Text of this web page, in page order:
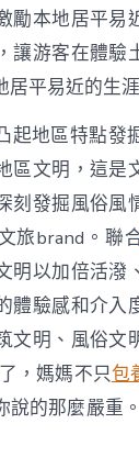
勵本地居平易
讓游客在體驗
平易近的生
起地區特點發
區文明，這是
刻發掘風俗風
旅brand。聯
明以加倍活潑
體驗感和介入
文明、風俗文
，媽媽不只包
說的那麼嚴重